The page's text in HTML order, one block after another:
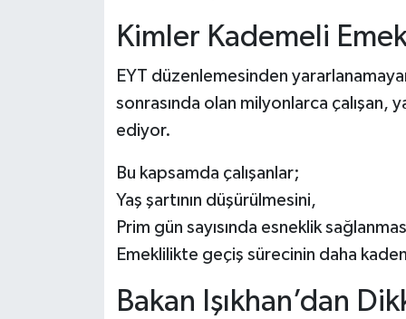
Kimler Kademeli
EYT düzenlemesinden
sonrasında olan milyonlarca çalışan,
ediyor.
Bu kapsamda çalışanlar;
Yaş şartının düşürülmesini,
Prim gün sayısında esneklik
Emeklilikte geçiş sürecinin daha
Bakan Işıkhan’dan